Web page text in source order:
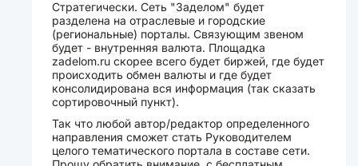
Стратегически. Сеть "Заделом" будет
разделена на отраслевые и городские
(региональные) порталы. Связующим звеном
будет - внутренняя валюта. Площадка
zadelom.ru скорее всего будет биржей, где будет
происходить обмен валюты и где будет
консолидирована вся информация (так сказать
сортировочный пункт).
Так что любой автор/редактор определенного
направления сможет стать Руководителем
целого тематического портала в составе сети.